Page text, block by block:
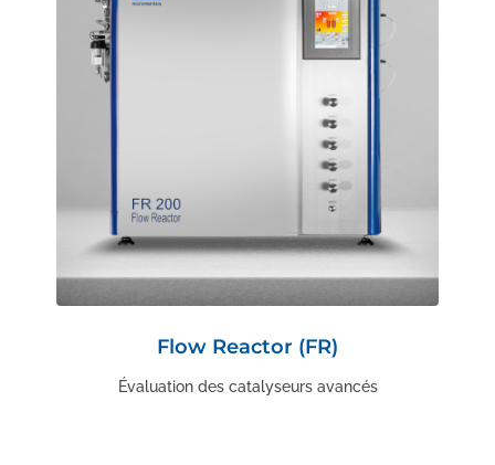
Flow Reactor (FR)
Évaluation des catalyseurs avancés